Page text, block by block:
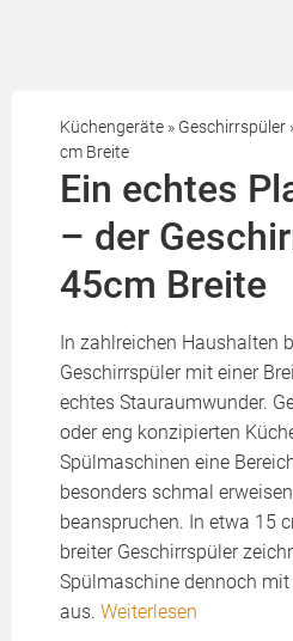
Küchengeräte » Geschirrspüler
cm Breite
Ein echtes
– der
45cm Breite
In zahlreichen Haushalten
Geschirrspüler mit einer
echtes Stauraumwunder.
oder eng konzipierten
Spülmaschinen eine
besonders schmal
beanspruchen. In etwa 15
breiter Geschirrspüler
Spülmaschine dennoch
aus. Weiterlesen